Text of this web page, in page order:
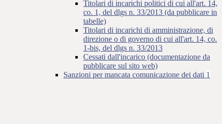
Titolari di incarichi politici di cui all'art. 14,
co. 1, del dlgs n. 33/2013 (da pubblicare in
tabelle)
Titolari di incarichi di amministrazione, di
direzione o di governo di cui all'art. 14, co.
1-bis, del dlgs n. 33/2013
Cessati dall'incarico (documentazione da
pubblicare sul sito web)
Sanzioni per mancata comunicazione dei dati 1